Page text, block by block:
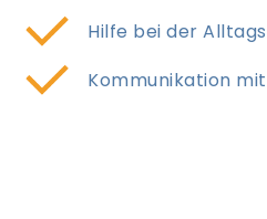
Hilfe bei der
Kommunikation